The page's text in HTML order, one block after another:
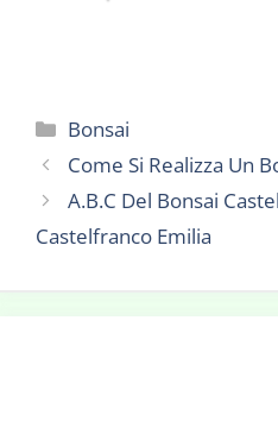
Categorie
Bonsai
Come Si Realizza Un
A.B.C Del Bonsai
Castelfranco Emilia